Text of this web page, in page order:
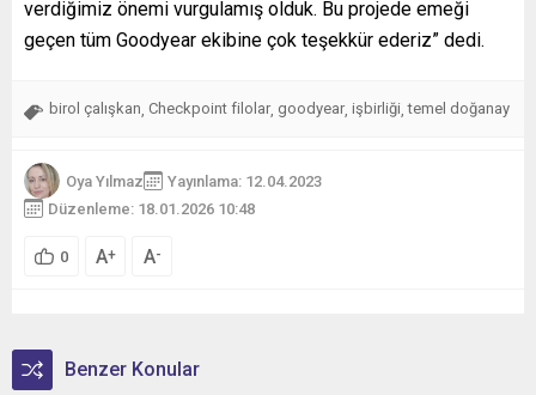
verdiğimiz önemi vurgulamış olduk. Bu projede emeği
geçen tüm Goodyear ekibine çok teşekkür ederiz” dedi.
birol çalışkan, Checkpoint filolar, goodyear, işbirliği,temel doğanay
Oya Yılmaz
Yayınlama: 12.04.2023
Düzenleme: 18.01.2026 10:48
0 A+ A-
Benzer Konular